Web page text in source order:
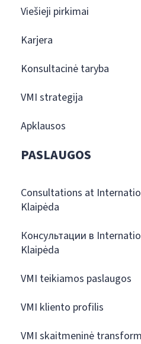
Viešieji pirkimai
Karjera
Konsultacinė taryba
VMI strategija
Apklausos
PASLAUGOS
Consultations at
Klaipėda
Консультации в
Klaipėda
VMI teikiamos paslaugos
VMI kliento profilis
VMI skaitmeninė